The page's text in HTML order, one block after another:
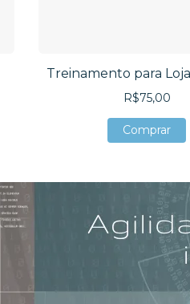
Treinamento para
R$75,00
Comprar
Comprar